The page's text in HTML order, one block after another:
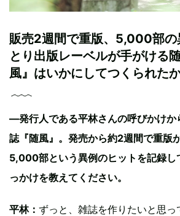
販売2週間で重版、5,000部の
とり出版レーベルが手がける
風』はいかにしてつくられた
―発行人である平林さんの呼びかけか
誌『随風』。発売から約2週間で重版
5,000部という異例のヒットを記録し
っかけを教えてください。
平林： ずっと、雑誌を作りたいと思っ